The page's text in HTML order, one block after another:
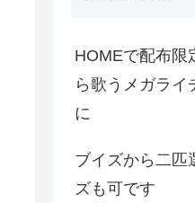
HOMEで配布限
ら歌うメガライ
に
ブイズから二匹
ズも可です